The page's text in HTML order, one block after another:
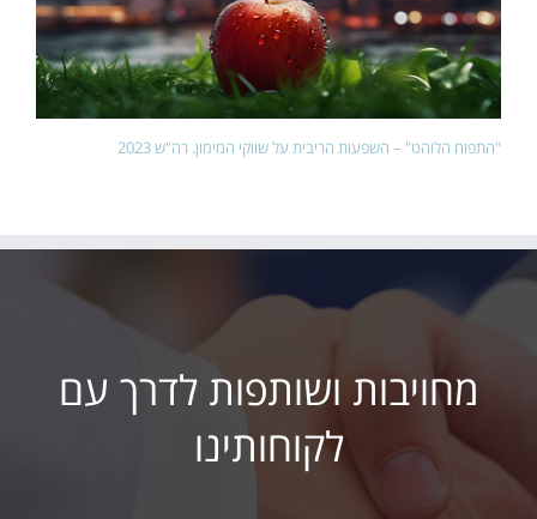
"התפוח הלוהט" – השפעות הריבית על שווקי המימון. רה"ש 2023
מחויבות ושותפות לדרך עם
לקוחותינו